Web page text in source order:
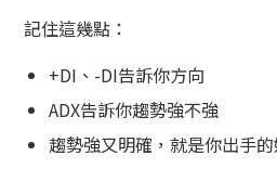
記住這幾點：
+DI、-DI告訴你方向
ADX告訴你趨勢強不強
趨勢強又明確，就是你出手的